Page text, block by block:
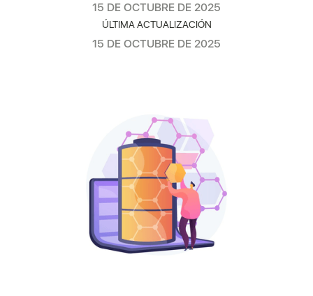
15 DE OCTUBRE DE 2025
ÚLTIMA ACTUALIZACIÓN
15 DE OCTUBRE DE 2025